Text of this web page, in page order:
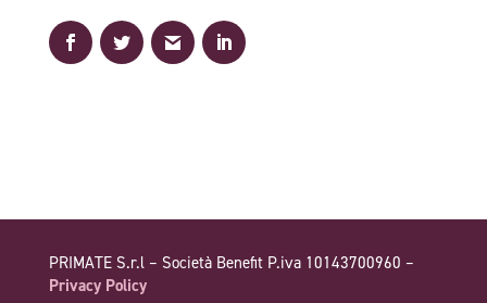
PRIMATE S.r.l – Società Benefit P.iva 10143700960 –
Privacy Policy